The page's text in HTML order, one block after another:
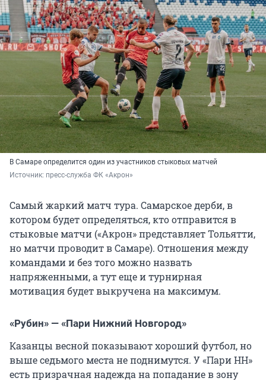
В Самаре определится один из участников стыковых матчей
Источник: пресс-служба ФК «Акрон»
Самый жаркий матч тура. Самарское дерби, в
котором будет определяться, кто отправится в
стыковые матчи («Акрон» представляет Тольятти,
но матчи проводит в Самаре). Отношения между
командами и без того можно назвать
напряженными, а тут еще и турнирная
мотивация будет выкручена на максимум.
«Рубин» — «Пари Нижний Новгород»
Казанцы весной показывают хороший футбол, но
выше седьмого места не поднимутся. У «Пари НН»
есть призрачная надежда на попадание в зону